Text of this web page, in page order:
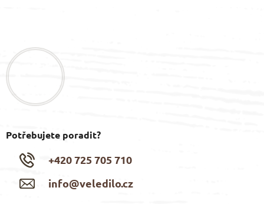
Potřebujete poradit?
+420 725 705 710
info@veledilo.cz